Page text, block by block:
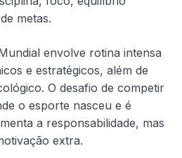
metas.
envolve rotina intensa
e estratégicos, além de
O desafio de competir
o esporte nasceu e é
a responsabilidade, mas
extra.